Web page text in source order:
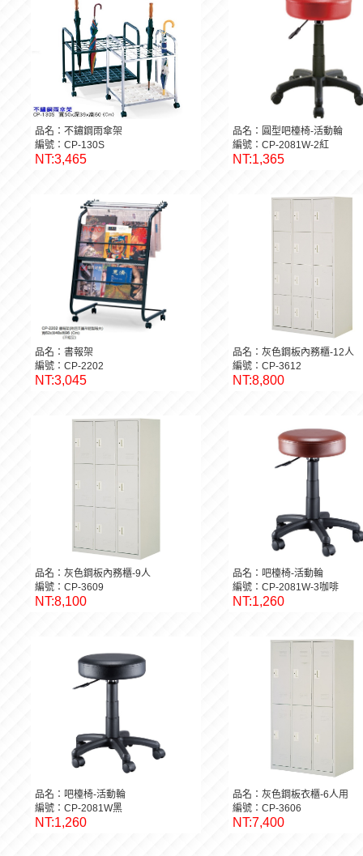
品名：不鏽鋼雨傘架
編號：CP-130S
NT:3,465
品名：圓型吧檯椅-活動輪
編號：CP-2081W-2紅
NT:1,365
品名：書報架
編號：CP-2202
NT:3,045
品名：灰色鋼板內務櫃-12人
編號：CP-3612
NT:8,800
品名：灰色鋼板內務櫃-9人
編號：CP-3609
NT:8,100
品名：吧檯椅-活動輪
編號：CP-2081W-3咖啡
NT:1,260
品名：吧檯椅-活動輪
編號：CP-2081W黑
NT:1,260
品名：灰色鋼板衣櫃-6人用
編號：CP-3606
NT:7,400